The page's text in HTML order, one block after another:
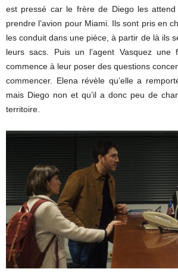
est pressé car le frère de Diego les
prendre l’avion pour Miami. Ils sont pris en
les conduit dans une pièce, à partir de là ils
leurs sacs. Puis un l’agent Vasquez une
commence à leur poser des questions
commencer. Elena révèle qu’elle a
mais Diego non et qu’il a donc peu de
territoire.